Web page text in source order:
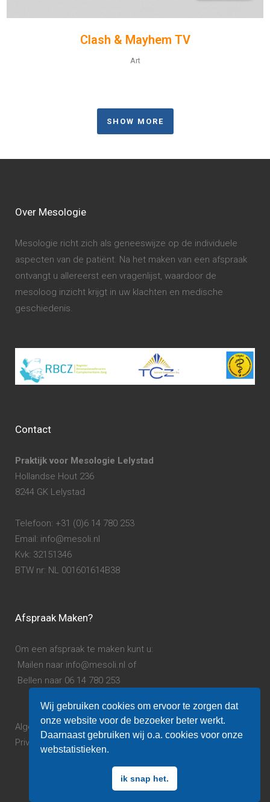
Clash & Mayhem TV
Art
SHOW MORE
Over Mesologie
Mesologie richt zich als geneeswijze op de individuele
aspecten van de patiënt. Na het maken van een afspraak
ontvangt u allereerst een vragenlijst, waardoor de
mesoloog inzicht krijgt in uw klachten en medische
geschiedenis.
Contact
Praktijk voor Mesologie Lelystad
Hollandse Hout 236
8244 GK Lelystad
Telefoon: +31 (0)6 14 780 253
Email: info@mesoli.nl
Kvk: 32151346
BTW nr: NL 001601614B38
Afspraak Maken?
Om een afspraak te maken kunt u:
Mailen naar info@mesoli.nl of
Bellen naar 06 14 780 253
Algemene voorwaarden.
Privacy verklaring.
Wij gebruiken cookies om ervoor te zorgen dat
onze website voor de bezoeker beter werkt.
Daarnaast gebruiken wij o.a. cookies voor onze
webstatistieken.
ik snap het.